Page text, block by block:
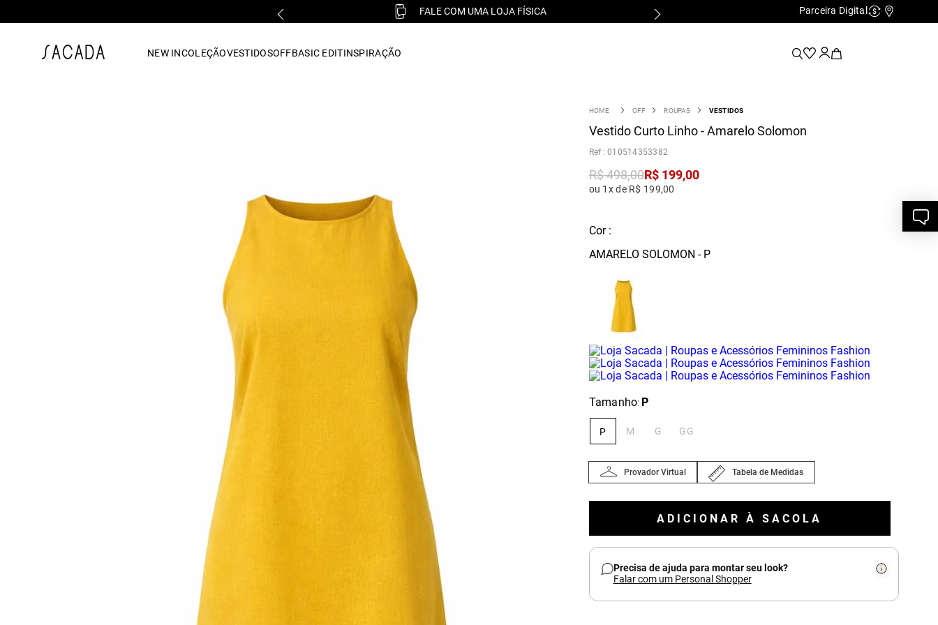
FALE COM UMA LOJA FÍSICA Parceira Digital Cashback
NEW INCOLEÇÃOVESTIDOSOFFBASIC EDITINSPIRAÇÃO
OFF ROUPAS VESTIDOS
Vestido Curto Linho - Amarelo Solomon
:010514353382
R$498,00R$ 199,00
ou 1x de R$ 199,00
Cor :
AMARELO SOLOMON - P
Tamanho: P
P M G GG
Provador Virtual Tabela de Medidas
ADICIONAR À SACOLA
Precisa de ajuda para montar seu look?
Falar com um Personal Shopper
vestido midi